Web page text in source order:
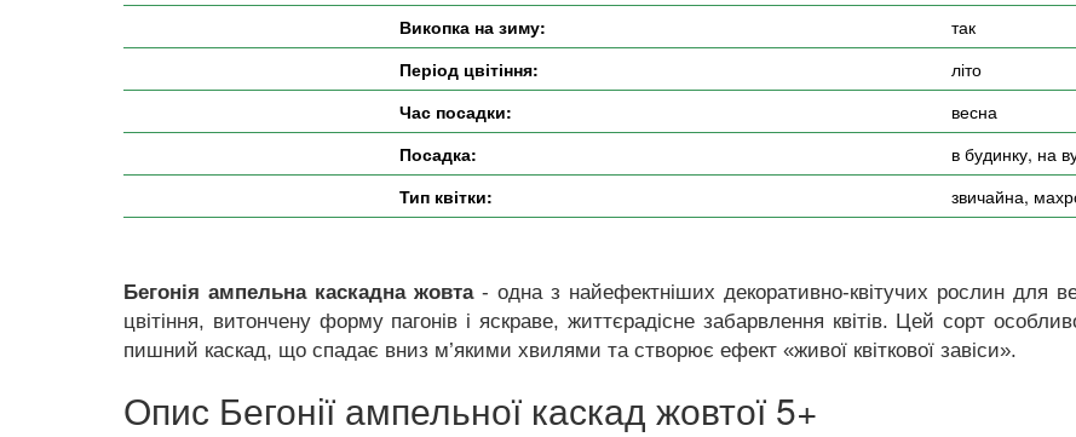
Викопка на зиму:
так
Період цвітіння:
літо
Час посадки:
весна
Посадка:
в будинку, на
Тип квітки:
звичайна,
Бегонія ампельна каскадна жовта- одна з найефектніших декоративно-квітучих рослин для
цвітіння, витончену форму пагонів і яскраве, життєрадісне забарвлення квітів. Цей сорт
пишний каскад, що спадає вниз м’якими хвилями та створює ефект «живої квіткової завіси».
Опис Бегонії ампельної каскад жовтої 5+